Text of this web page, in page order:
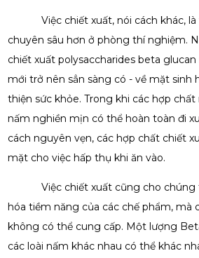
Việc chiết xuất, nói cách khác, là
chuyên sâu hơn ở phòng thí nghiệm.
chiết xuất polysaccharides beta
mới trở nên sẳn sàng có - về mặt sinh
thiện sức khỏe. Trong khi các hợp
nấm nghiền mịn có thể hoàn toàn đi
cách nguyên vẹn, các hợp chất chiết
mặt cho việc hấp thụ khi ăn vào.
Việc chiết xuất cũng cho chúng
hóa tiềm năng của các chế phẩm, mà
không có thể cung cấp. Một lượng
các loài nấm khác nhau có thể khác